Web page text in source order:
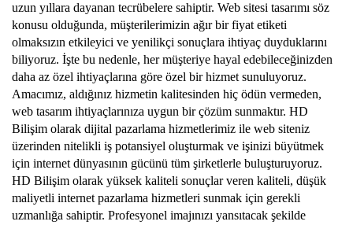
uzun yıllara dayanan tecrübelere sahiptir. Web sitesi tasarımı söz
konusu olduğunda, müşterilerimizin ağır bir fiyat etiketi
olmaksızın etkileyici ve yenilikçi sonuçlara ihtiyaç duyduklarını
biliyoruz. İşte bu nedenle, her müşteriye hayal edebileceğinizden
daha az özel ihtiyaçlarına göre özel bir hizmet sunuluyoruz.
Amacımız, aldığınız hizmetin kalitesinden hiç ödün vermeden,
web tasarım ihtiyaçlarınıza uygun bir çözüm sunmaktır. HD
Bilişim olarak dijital pazarlama hizmetlerimiz ile web siteniz
üzerinden nitelikli iş potansiyel oluşturmak ve işinizi büyütmek
için internet dünyasının gücünü tüm şirketlerle buluşturuyoruz.
HD Bilişim olarak yüksek kaliteli sonuçlar veren kaliteli, düşük
maliyetli internet pazarlama hizmetleri sunmak için gerekli
uzmanlığa sahiptir. Profesyonel imajınızı yansıtacak şekilde